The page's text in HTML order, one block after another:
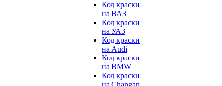
Код краски
на ВАЗ
Код краски
на УАЗ
Код краски
на Audi
Код краски
на BMW
Код краски
на Changan